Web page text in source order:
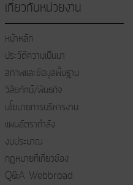
เกี่ยวกับหน่วยงาน
หน้าหลัก
ประวัติความเป็นมา
สภาพและข้อมูลพื้นฐาน
วิสัยทัศน์/พันธกิจ
นโยบายการบริหารงาน
แผนอัตรากำลัง
งบประมาณ
กฎหมายที่เกี่ยวข้อง
Q&A Webbroad